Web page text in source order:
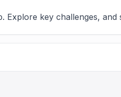
Explore key challenges,